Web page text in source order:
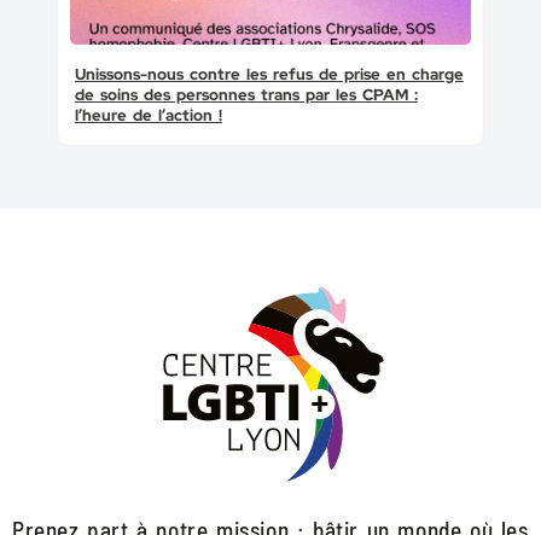
Unissons-nous contre les refus de prise en charge
de soins des personnes trans par les CPAM :
l’heure de l’action !